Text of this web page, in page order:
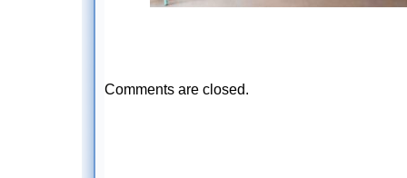
Comments are closed.